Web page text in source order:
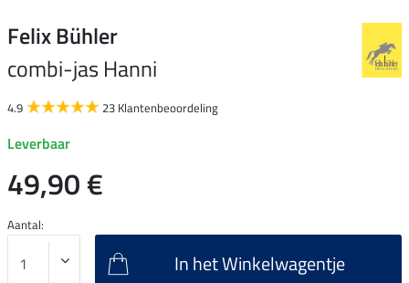
Felix Bühler
combi-jas Hanni
4.9 23 Klantenbeoordeling
Leverbaar
49,90 €
Aantal:
In het Winkelwagentje